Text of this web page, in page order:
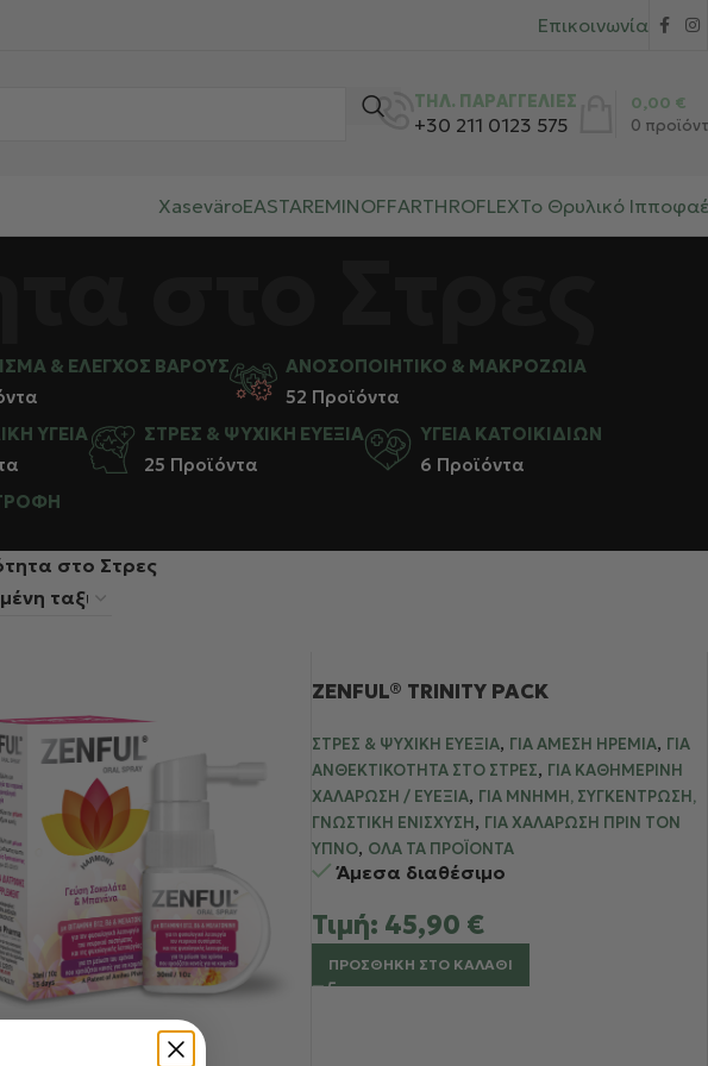
Επικοινωνία
ΤΗΛ. ΠΑΡΑΓΓΕΛΙΕΣ
+30 211 0123 575 0
0,00 €
XaseväroEASTAREMINOFFARTHROFLEXΤο Θρυλικό
& ΈΛΕΓΧΟΣ ΒΆΡΟΥΣ
ΑΝΟΣΟΠΟΙΗΤΙΚΌ & ΜΑΚΡΟΖΩΊΑ
52 Προϊόντα
ΥΓΕΊΑ
ΣΤΡΕΣ & ΨΥΧΙΚΉ ΕΥΕΞΊΑ
25 Προϊόντα
ΥΓΕΊΑ ΚΑΤΟΙΚΙΔΊΩΝ
6 Προϊόντα
στο Στρες
ZENFUL® TRINITY PACK
ΣΤΡΕΣ & ΨΥΧΙΚΉ ΕΥΕΞΊΑ, ΓΙΑ ΆΜΕΣΗ ΗΡΕΜΊΑ, ΓΙΑ
ΑΝΘΕΚΤΙΚΌΤΗΤΑ ΣΤΟ ΣΤΡΕΣ, ΓΙΑ ΚΑΘΗΜΕΡΙΝΉ
ΧΑΛΆΡΩΣΗ / ΕΥΕΞΊΑ, ΓΙΑ ΜΝΉΜΗ, ΣΥΓΚΈΝΤΡΩΣΗ,
ΓΝΩΣΤΙΚΉ ΕΝΊΣΧΥΣΗ, ΓΙΑ ΧΑΛΆΡΩΣΗ ΠΡΙΝ ΤΟΝ
ΎΠΝΟ, ΌΛΑ ΤΑ ΠΡΟΪΌΝΤΑ
Άμεσα διαθέσιμο
Τιμή: 45,90 €
ΠΡΟΣΘΉΚΗ ΣΤΟ ΚΑΛΆΘΙ